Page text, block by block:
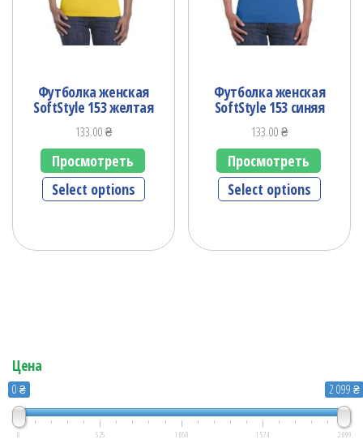
Футболка женская
SoftStyle 153 желтая
133.00₴
Просмотреть
Select options
Футболка женская
SoftStyle 153 синяя
133.00₴
Просмотреть
Select options
Цена
0 ₴ 2 099 ₴
0 525 1 050 1 574 2 099